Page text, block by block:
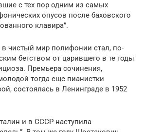
с тех пор одним из самых
опусов после баховского
клавира”.
в чистый мир полифонии стал, по-
бегством от царившего в те годы
Премьера сочинения,
тогда еще пианистки
состоялась в Ленинграде в 1952
и в СССР наступила